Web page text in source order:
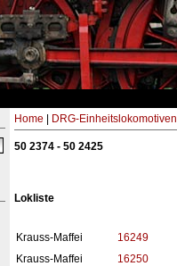
Home DRG-Einheitslokomotiven
50 2374 - 50 2425
Lokliste
Krauss-Maffei 16249
Krauss-Maffei
16250